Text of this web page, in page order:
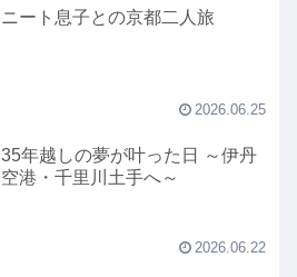
ニート息子との京都二人旅
2026.06.25
35年越しの夢が叶った日 ～伊丹
空港・千里川土手へ～
2026.06.22